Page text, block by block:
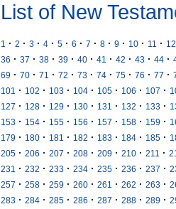
List of New
1 · 2 · 3 · 4 · 5 · 6 · 7 · 8 · 9 · 10 · 11 · 12
36 · 37 · 38 · 39 · 40 · 41 · 42 · 43 · 44 ·
69 · 70 · 71 · 72 · 73 · 74 · 75 · 76 · 77 ·
101
· 102 · 103 · 104 · 105 · 106 · 107 ·
127 · 128 · 129 · 130 · 131 · 132 · 133 ·
153 · 154 · 155 · 156 · 157 · 158 · 159 ·
179 · 180 · 181 · 182 · 183 · 184 · 185 ·
205 · 206 · 207 · 208 · 209 · 210 · 211 ·
231
· 232 · 233 · 234 · 235 · 236 · 237 ·
257 · 258 · 259 · 260 · 261 · 262 · 263 ·
283 · 284 · 285 · 286 · 287 · 288 · 289 ·